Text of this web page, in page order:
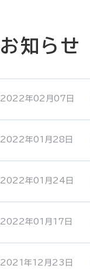
お知らせ
2022年02月07日
2022年01月28日
2022年01月24日
2022年01月17日
2021年12月23日